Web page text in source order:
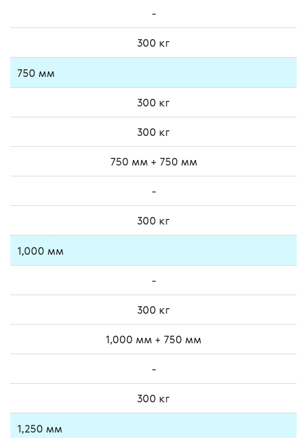
-
300 кг
750 мм
300 кг
300 кг
750 мм + 750 мм
-
300 кг
1,000 мм
-
300 кг
1,000 мм + 750 мм
-
300 кг
1,250 мм